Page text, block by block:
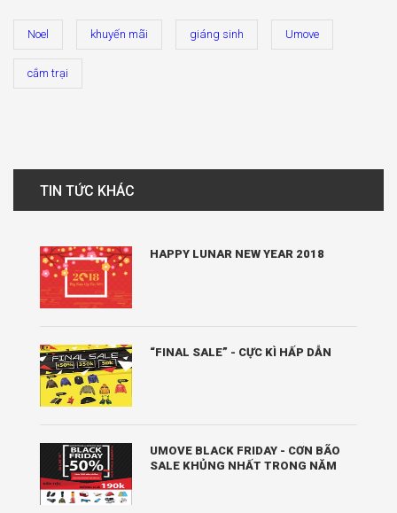
Noel khuyến mãi giáng sinh Umove
cắm trại
TIN TỨC KHÁC
HAPPY LUNAR NEW YEAR 2018
“FINAL SALE” - CỰC KÌ HẤP DẪN
UMOVE BLACK FRIDAY - CƠN BÃO
SALE KHỦNG NHẤT TRONG NĂM